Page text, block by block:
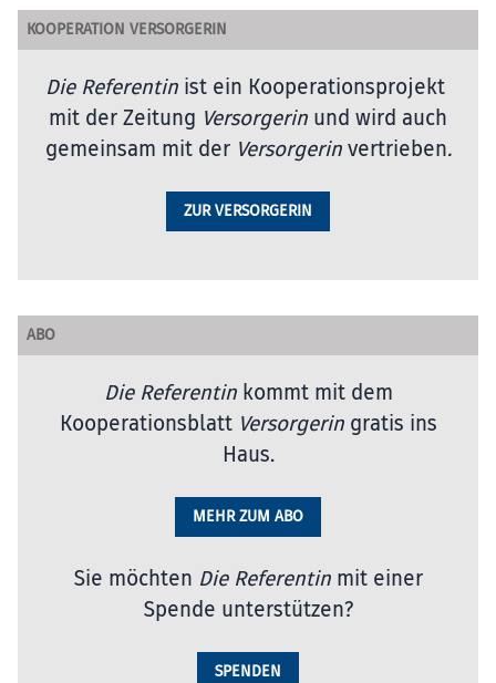
KOOPERATION VERSORGERIN
Die Referentin ist ein Kooperationsprojekt
mit der Zeitung Versorgerin und wird auch
gemeinsam mit der Versorgerinvertrieben.
ZUR VERSORGERIN
ABO
Die Referentinkommt mit dem
Kooperationsblatt Versorgeringratis ins
Haus.
MEHR ZUM ABO
Sie möchten Die Referentinmit einer
Spende unterstützen?
SPENDEN